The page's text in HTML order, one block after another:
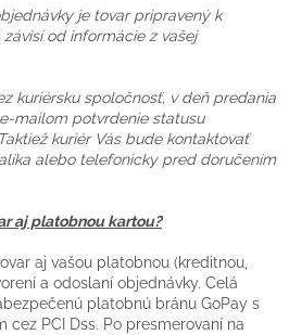
je tovar pripravený k
od informácie z vašej
kuriérsku spoločnosť, v deň predania
mailom potvrdenie statusu
kuriér Vás bude kontaktovať
alebo telefonicky pred doručením
aj platobnou kartou?
aj vašou platobnou (kreditnou,
a odoslaní objednávky. Celá
platobnú bránu GoPay s
cez PCI Dss. Po presmerovaní na